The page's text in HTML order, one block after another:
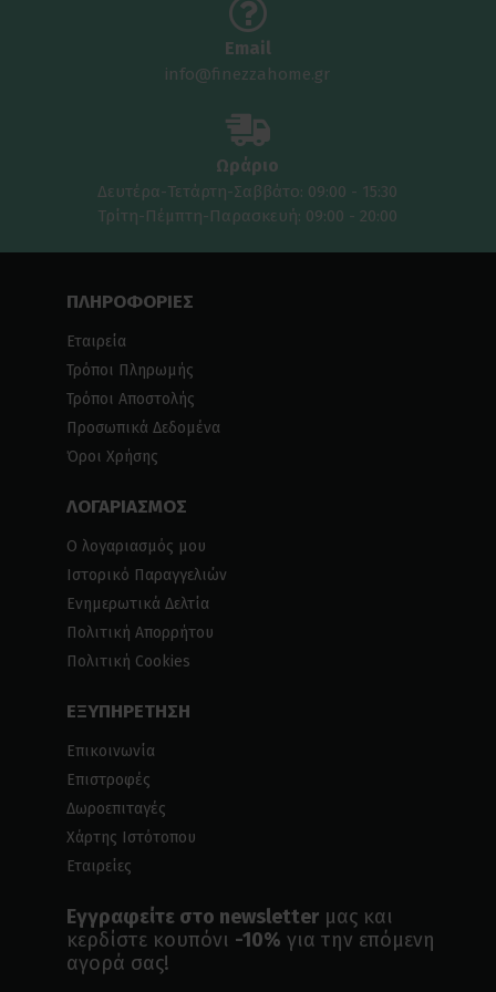
Email
info@finezzahome.gr
Ωράριο
Δευτέρα-Τετάρτη-Σαββάτο: 09:00 - 15:30
Τρίτη-Πέμπτη-Παρασκευή: 09:00 - 20:00
ΠΛΗΡΟΦΟΡΙΕΣ
Εταιρεία
Τρόποι Πληρωμής
Τρόποι Αποστολής
Προσωπικά Δεδομένα
Όροι Χρήσης
ΛΟΓΑΡΙΑΣΜΟΣ
Ο λογαριασμός μου
Ιστορικό Παραγγελιών
Ενημερωτικά Δελτία
Πολιτική Απορρήτου
Πολιτική Cookies
ΕΞΥΠΗΡΕΤΗΣΗ
Επικοινωνία
Επιστροφές
Δωροεπιταγές
Χάρτης Ιστότοπου
Εταιρείες
Εγγραφείτε στο newsletter μας και
κερδίστε κουπόνι -10% για την επόμενη
αγορά σας!